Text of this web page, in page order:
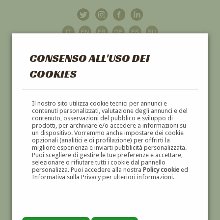
CONSENSO ALL'USO DEI
COOKIES
Il nostro sito utilizza cookie tecnici per annunci e
contenuti personalizzati, valutazione degli annunci e del
contenuto, osservazioni del pubblico e sviluppo di
prodotti, per archiviare e/o accedere a informazioni su
un dispositivo. Vorremmo anche impostare dei cookie
opzionali (analitici e di profilazione) per offrirti la
migliore esperienza e inviarti pubblicità personalizzata.
Puoi scegliere di gestire le tue preferenze e accettare,
selezionare o rifiutare tutti i cookie dal pannello
personalizza. Puoi accedere alla nostra Policy cookieed
Informativa sulla Privacy per ulteriori informazioni.
GALLERIAD'ARTE
DIPINTI E SCULTURE '800 E '900